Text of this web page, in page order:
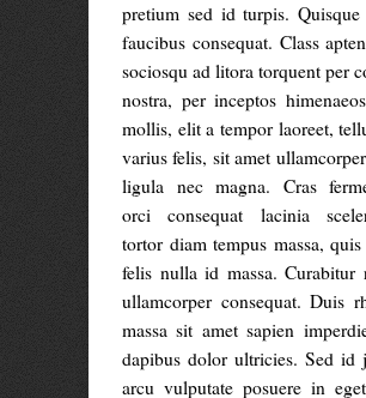
pretium sed id turpis.
faucibus consequat. Class
sociosqu ad litora torquent per
nostra, per inceptos
mollis, elit a tempor laoreet,
varius felis, sit amet
ligula nec magna. Cras
orci consequat lacinia
tortor diam tempus massa,
felis nulla id massa. Curabitur
ullamcorper consequat. Duis
massa sit amet sapien
dapibus dolor ultricies. Sed id
arcu vulputate posuere in